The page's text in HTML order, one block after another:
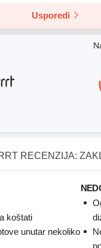
Usporedi
RECENZIJA:
koštati
unutar nekoliko